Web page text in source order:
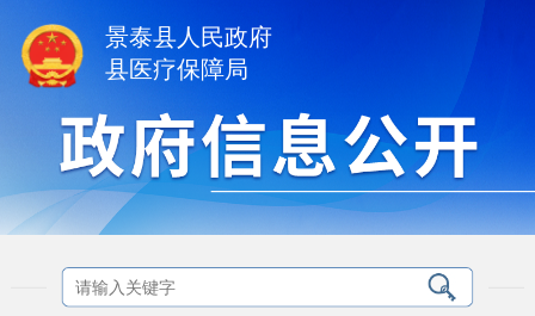
景泰县人民政府
县医疗保障局